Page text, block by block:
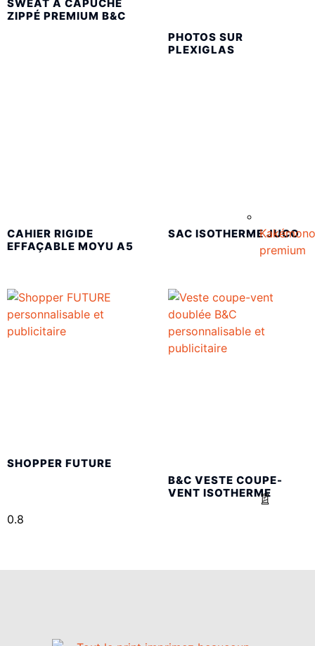
Kakémono
premium
SWEAT À CAPUCHE
ZIPPÉ PREMIUM B&C
PHOTOS SUR
PLEXIGLAS
CAHIER RIGIDE
EFFAÇABLE MOYU A5
SAC ISOTHERME JUCO
SHOPPER FUTURE
B&C VESTE COUPE-
VENT ISOTHERME